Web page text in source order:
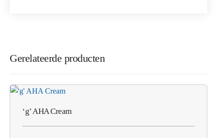
Gerelateerde producten
‘g’ AHA Cream